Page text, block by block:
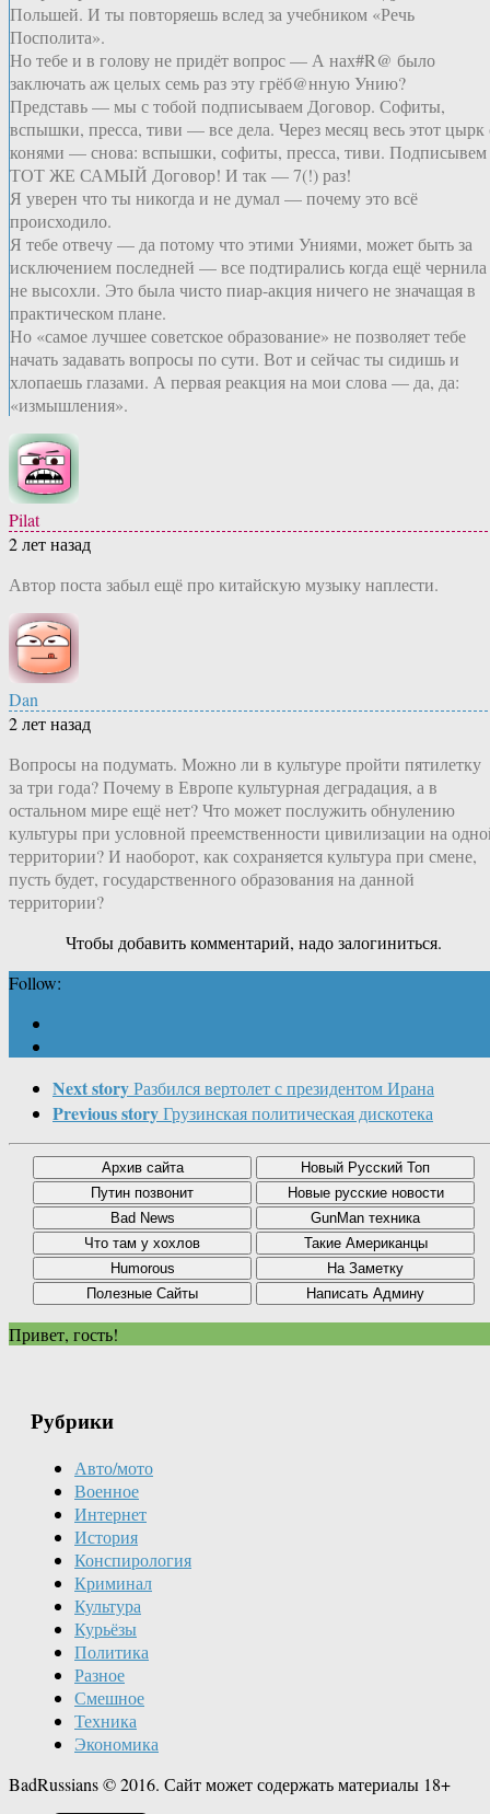
Польшей. И ты повторяешь вслед за учебником «Речь
Посполита».
Но тебе и в голову не придёт вопрос — А нах#R@ было
заключать аж целых семь раз эту грёб@нную Унию?
Представь — мы с тобой подписываем Договор. Софиты,
вспышки, пресса, тиви — все дела. Через месяц весь этот цырк
конями — снова: вспышки, софиты, пресса, тиви. Подписывем
ТОТ ЖЕ САМЫЙ Договор! И так — 7(!) раз!
Я уверен что ты никогда и не думал — почему это всё
происходило.
Я тебе отвечу — да потому что этими Униями, может быть за
исключением последней — все подтирались когда ещё чернила
не высохли. Это была чисто пиар-акция ничего не значащая в
практическом плане.
Но «самое лучшее советское образование» не позволяет тебе
начать задавать вопросы по сути. Вот и сейчас ты сидишь и
хлопаешь глазами. А первая реакция на мои слова — да, да:
«измышления».
Pilat
2 лет назад
Автор поста забыл ещё про китайскую музыку наплести.
Dan
2 лет назад
Вопросы на подумать. Можно ли в культуре пройти пятилетку
за три года? Почему в Европе культурная деградация, а в
остальном мире ещё нет? Что может послужить обнулению
культуры при условной преемственности цивилизации на
территории? И наоборот, как сохраняется культура при смене,
пусть будет, государственного образования на данной
территории?
Чтобы добавить комментарий, надо залогиниться.
Follow:
Next storyРазбился вертолет с президентом Ирана
Previous storyГрузинская политическая дискотека
Привет, гость!
Рубрики
Авто/мото
Военное
Интернет
История
Конспирология
Криминал
Культура
Курьёзы
Политика
Разное
Смешное
Техника
Экономика
BadRussians © 2016. Сайт может содержать материалы 18+